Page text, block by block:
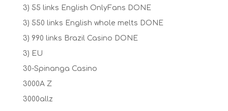
3) 55 links English OnlyFans DONE
3) 550 links English whole melts DONE
3) 990 links Brazil Casino DONE
3) EU
30-Spinanga Casino
3000A Z
3000allz